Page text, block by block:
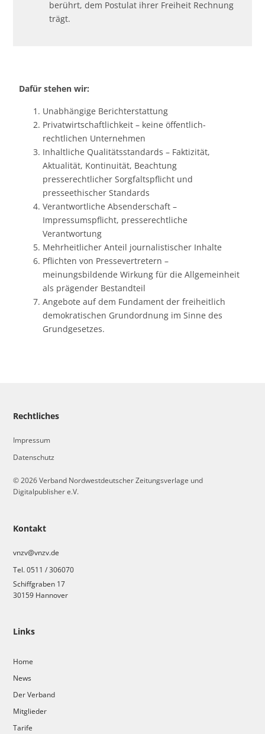
berührt, dem Postulat ihrer Freiheit Rechnung
trägt.
Dafür stehen wir:
Unabhängige Berichterstattung
Privatwirtschaftlichkeit – keine öffentlich-
rechtlichen Unternehmen
Inhaltliche Qualitätsstandards – Faktizität,
Aktualität, Kontinuität, Beachtung
presserechtlicher Sorgfaltspflicht und
presseethischer Standards
Verantwortliche Absenderschaft –
Impressumspflicht, presserechtliche
Verantwortung
Mehrheitlicher Anteil journalistischer Inhalte
Pflichten von Pressevertretern –
meinungsbildende Wirkung für die Allgemeinheit
als prägender Bestandteil
Angebote auf dem Fundament der freiheitlich
demokratischen Grundordnung im Sinne des
Grundgesetzes.
Links
Home
News
Der Verband
Mitglieder
Tarife
Kontakt
vnzv@vnzv.de
Tel. 0511 / 306070
Schiffgraben 17
30159 Hannover
Rechtliches
Impressum
Datenschutz
© 2026 Verband Nordwestdeutscher Zeitungsverlage und
Digitalpublisher e.V.